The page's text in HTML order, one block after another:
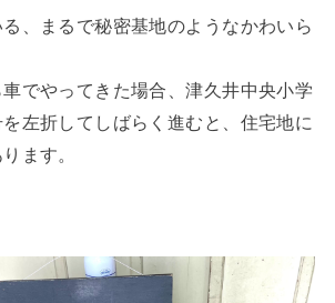
、まるで秘密基地のようなかわいら
でやってきた場合、津久井中央小学
左折してしばらく進むと、住宅地に
ます。